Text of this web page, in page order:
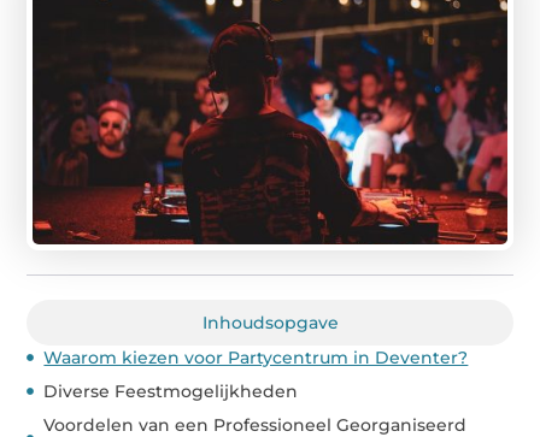
Inhoudsopgave
Waarom kiezen voor Partycentrum in Deventer?
Diverse Feestmogelijkheden
Voordelen van een Professioneel Georganiseerd